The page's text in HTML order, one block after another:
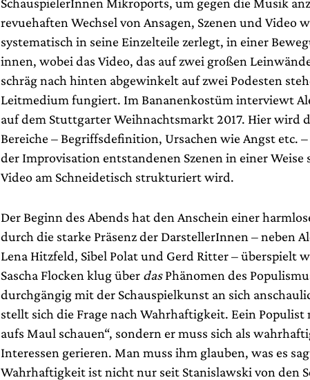
revuehaften Wechsel von Ansagen, Szenen und Video
systematisch in seine Einzelteile zerlegt, in einer
innen, wobei das Video, das auf zwei großen
schräg nach hinten abgewinkelt auf zwei Podesten
Leitmedium fungiert. Im Bananenkostüm interviewt
auf dem Stuttgarter Weihnachtsmarkt 2017. Hier wird
Bereiche – Begriffsdefinition, Ursachen wie Angst etc.
der Improvisation entstandenen Szenen in einer
Video am Schneidetisch strukturiert wird.
Der Beginn des Abends hat den Anschein einer
durch die starke Präsenz der DarstellerInnen – neben
Lena Hitzfeld, Sibel Polat und Gerd Ritter – überspielt
Sascha Flocken klug über dasPhänomen des
durchgängig mit der Schauspielkunst an sich
stellt sich die Frage nach Wahrhaftigkeit. Eein Populist
aufs Maul schauen“, sondern er muss sich als
Interessen gerieren. Man muss ihm glauben, was es
Wahrhaftigkeit ist nicht nur seit Stanislawski von den